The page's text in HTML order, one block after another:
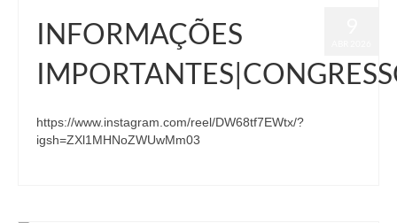
INFORMAÇÕES
https://www.instagram.com/reel/DW68tf7EWtx/?
igsh=ZXl1MHNoZWUwMm03